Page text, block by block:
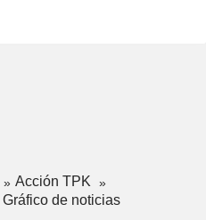
Acción TPK
Gráfico de noticias